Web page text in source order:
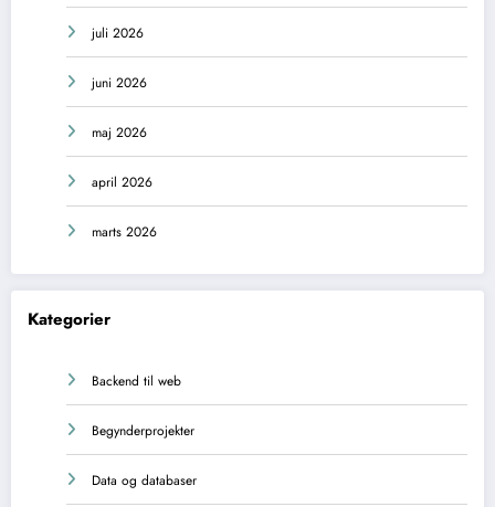
juli 2026
juni 2026
maj 2026
april 2026
marts 2026
Kategorier
Backend til web
Begynderprojekter
Data og databaser